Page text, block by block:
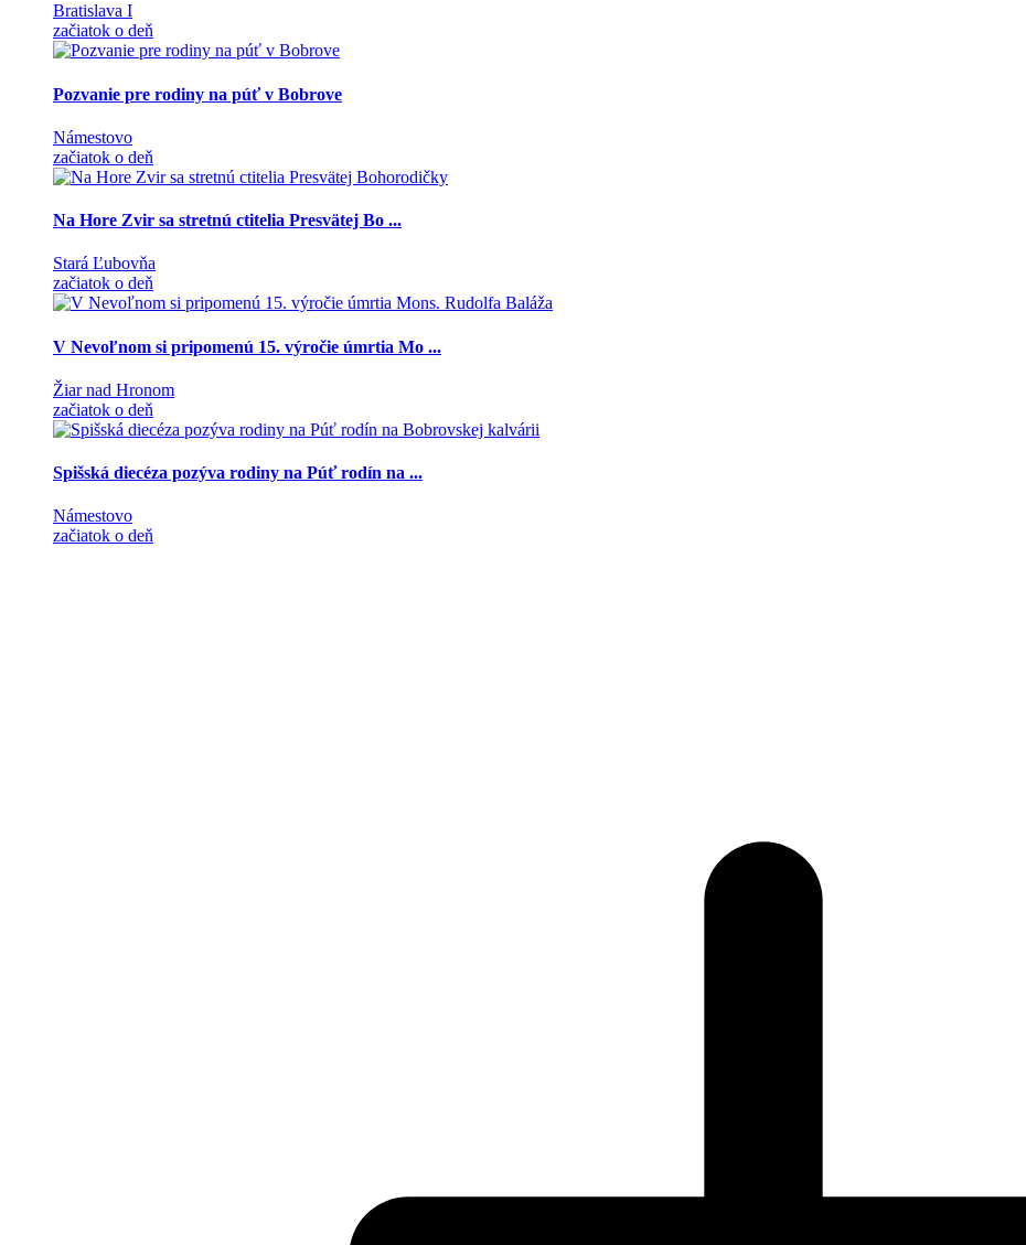
Bratislava I
začiatok o deň
Pozvanie pre rodiny na púť v Bobrove
Námestovo
začiatok o deň
Na Hore Zvir sa stretnú ctitelia Presvätej Bo ...
Stará Ľubovňa
začiatok o deň
V Nevoľnom si pripomenú 15. výročie úmrtia Mo ...
Žiar nad Hronom
začiatok o deň
Spišská diecéza pozýva rodiny na Púť rodín na ...
Námestovo
začiatok o deň